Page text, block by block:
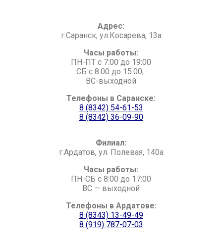
Адрес:
г.Саранск, ул.Косарева, 13а
Часы работы:
ПН-ПТ с 7:00 до 19:00
СБ с 8:00 до 15:00,
ВС-выходной
Телефоны в Саранске:
8 (8342) 54-61-53
8 (8342) 36-09-90
Филиал:
г.Ардатов, ул. Полевая, 140а
Часы работы:
ПН-СБ с 8:00 до 17:00
ВС — выходной
Телефоны в Ардатове:
8 (8343) 13-49-49
8 (919) 787-07-03